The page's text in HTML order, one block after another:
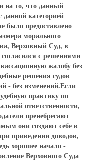
на то, что данный
данной категорией
было предоставлено
морального
Верховный Суд, в
с решениями
жалобу без
решения судов
- без изменений.Если
практику по
ответственности,
пренебрегают
они создают себе в
приведении доводов,
хорошее начало -
Верховного Суда